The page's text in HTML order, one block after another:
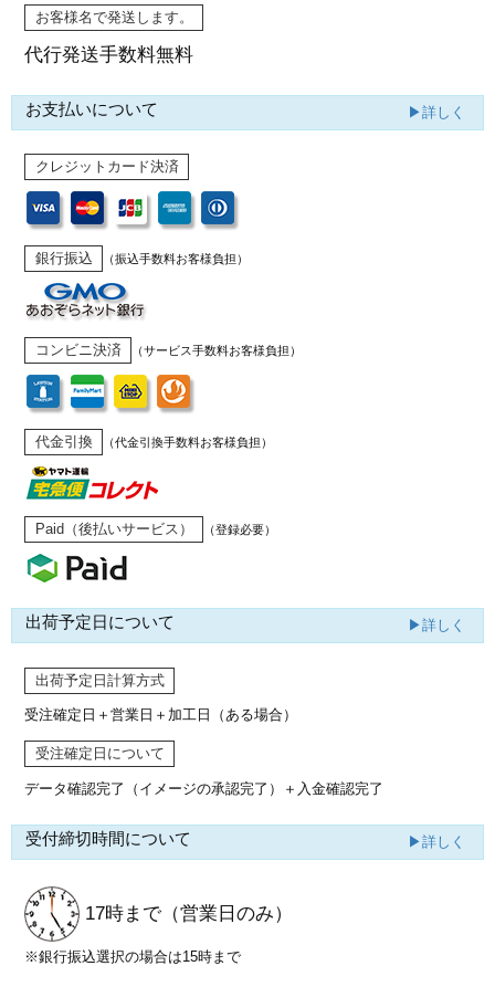
お客様名で発送します。
代行発送手数料無料
お支払いについて ▶詳しく
クレジットカード決済
銀行振込 （振込手数料お客様負担）
コンビニ決済 （サービス手数料お客様負担）
代金引換 （代金引換手数料お客様負担）
Paid（後払いサービス） （登録必要）
出荷予定日について ▶詳しく
出荷予定日計算方式
受注確定日＋営業日＋加工日（ある場合）
受注確定日について
データ確認完了（イメージの承認完了） ＋入金確認完了
受付締切時間について ▶詳しく
17時まで （営業日のみ）
※銀行振込選択の場合は15時まで